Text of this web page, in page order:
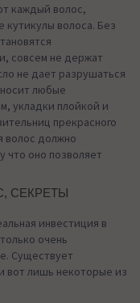
каждый волос,
волоса. Без
совсем не держат
не дает разрушаться
любые
укладки плойкой и
прекрасного
волос должно
что оно позволяет
СЕКРЕТЫ
инвестиция в
очень
Существует
вот лишь некоторые из